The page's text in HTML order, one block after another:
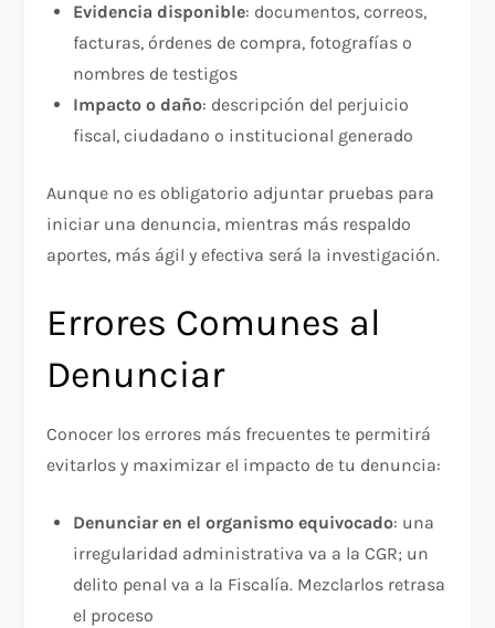
Evidencia disponible: documentos, correos,
facturas, órdenes de compra, fotografías o
nombres de testigos
Impacto o daño: descripción del perjuicio
fiscal, ciudadano o institucional generado
Aunque no es obligatorio adjuntar pruebas para
iniciar una denuncia, mientras más respaldo
aportes, más ágil y efectiva será la investigación.
Errores Comunes al
Denunciar
Conocer los errores más frecuentes te permitirá
evitarlos y maximizar el impacto de tu denuncia:
Denunciar en el organismo equivocado: una
irregularidad administrativa va a la CGR; un
delito penal va a la Fiscalía. Mezclarlos retrasa
el proceso